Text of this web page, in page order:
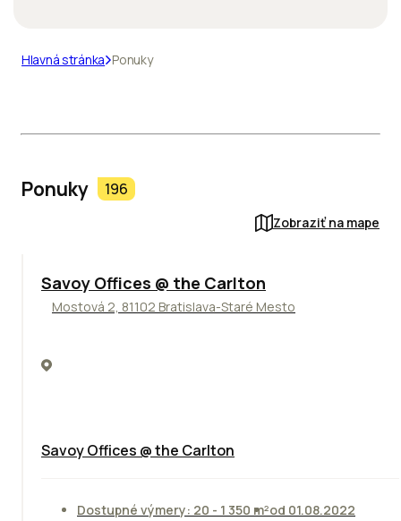
Hlavná stránka Ponuky
Ponuky 196
Zobraziť na mape
TOP
Savoy Offices @ the Carlton
Mostová 2, 81102 Bratislava-Staré Mesto
Savoy Offices @ the Carlton
Dostupné výmery: 20 - 1 350 m²od 01.08.2022